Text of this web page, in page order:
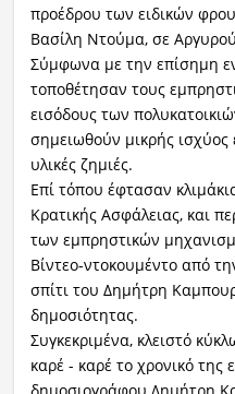
προέδρου των ειδικών
Βασίλη Ντούμα, σε
Σύμφωνα με την επίσημη
τοποθέτησαν τους
εισόδους των
σημειωθούν μικρής ισχύος
υλικές ζημιές.
Επί τόπου έφτασαν
Κρατικής Ασφάλειας, και
των εμπρηστικών
Βίντεο-ντοκουμέντο από
σπίτι του Δημήτρη
δημοσιότητας.
Συγκεκριμένα, κλειστό
καρέ - καρέ το χρονικό της